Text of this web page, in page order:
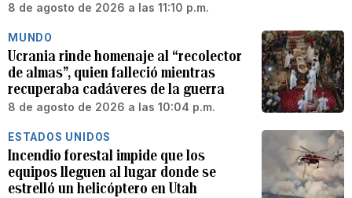
8 de agosto de 2026 a las 11:10 p.m.
MUNDO
Ucrania rinde homenaje al “recolector
de almas”, quien falleció mientras
recuperaba cadáveres de la guerra
8 de agosto de 2026 a las 10:04 p.m.
ESTADOS UNIDOS
Incendio forestal impide que los
equipos lleguen al lugar donde se
estrelló un helicóptero en Utah